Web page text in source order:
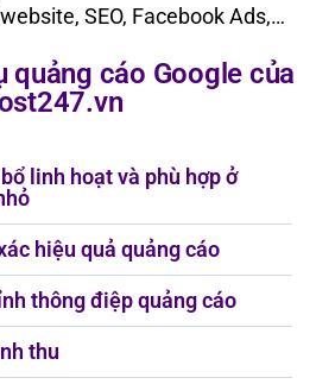
SEO, Facebook Ads,…
quảng cáo Google của
linh hoạt và phù hợp ở
hiệu quả quảng cáo
thông điệp quảng cáo
thu